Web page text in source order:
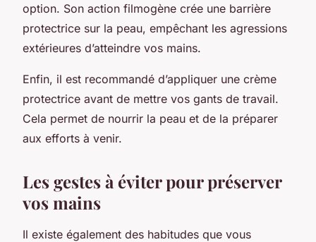
option. Son action filmogène crée une barrière
protectrice sur la peau, empêchant les agressions
extérieures d’atteindre vos mains.
Enfin, il est recommandé d’appliquer une crème
protectrice avant de mettre vos gants de travail.
Cela permet de nourrir la peau et de la préparer
aux efforts à venir.
Les gestes à éviter pour préserver
vos mains
Il existe également des habitudes que vous